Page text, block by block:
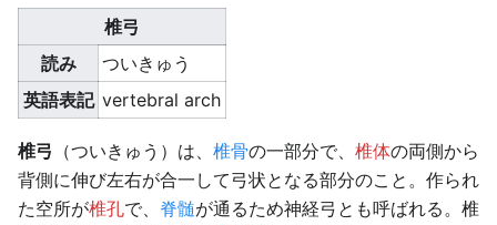
椎弓
読み
ついきゅう
英語表記 vertebral arch
椎弓 （ついきゅう）は、 椎骨の一部分で、 椎体の両側から
背側に伸び左右が合一して弓状となる部分のこと。作られ
た空所が椎孔で、 脊髄が通るため神経弓とも呼ばれる。椎